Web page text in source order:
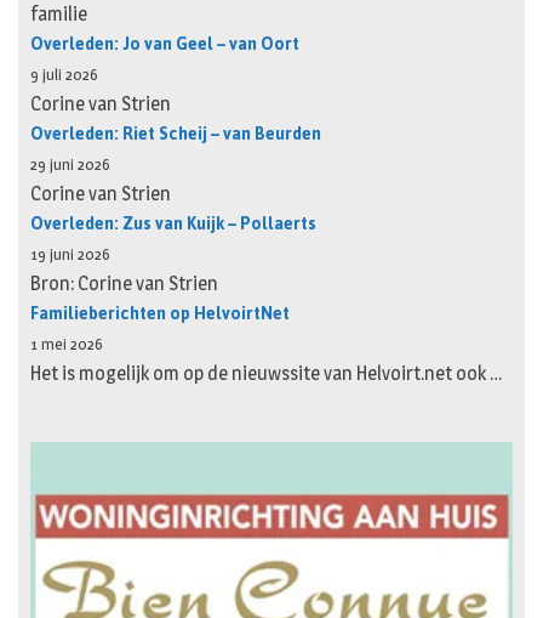
familie
Overleden: Jo van Geel – van Oort
9 juli 2026
Corine van Strien
Overleden: Riet Scheij – van Beurden
29 juni 2026
Corine van Strien
Overleden: Zus van Kuijk – Pollaerts
19 juni 2026
Bron: Corine van Strien
Familieberichten op HelvoirtNet
1 mei 2026
Het is mogelijk om op de nieuwssite van Helvoirt.net ook …